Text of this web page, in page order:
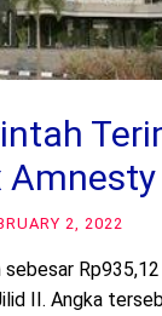
Amnesty
2, 2022
II. Angka